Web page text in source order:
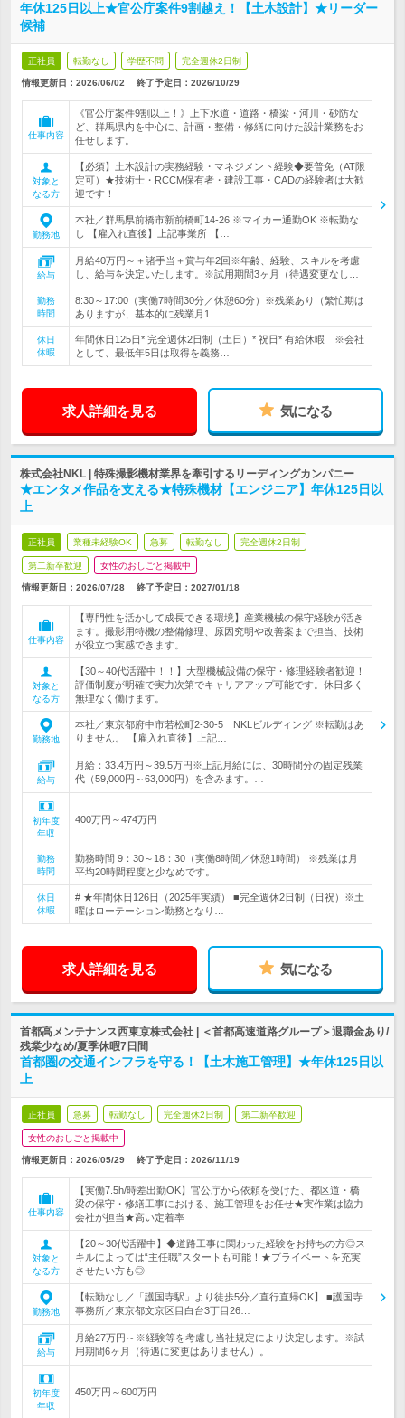
年休125日以上★官公庁案件9割越え！【土木設計】★リーダー
候補
正社員 転勤なし 学歴不問 完全週休2日制
情報更新日：2026/06/02 終了予定日： 2026/10/29
仕事内容
《官公庁案件9割以上！》上下水道・道路・橋梁・河川・砂防な
ど、群馬県内を中心に、計画・整備・修繕に向けた設計業務をお
任せします。
対象と
なる方
【必須】土木設計の実務経験・マネジメント経験◆要普免（AT限
定可）★技術士・RCCM保有者・建設工事・CADの経験者は大歓
迎です！
勤務地
本社／群馬県前橋市新前橋町14-26 ※マイカー通勤OK ※転勤な
し 【雇入れ直後】上記事業所 【…
給与
月給40万円～＋諸手当＋賞与年2回※年齢、経験、スキルを考慮
し、給与を決定いたします。※試用期間3ヶ月（待遇変更なし…
勤務
時間
8:30～17:00（実働7時間30分／休憩60分）※残業あり（繁忙期は
ありますが、基本的に残業月1…
休日
休暇
年間休日125日* 完全週休2日制（土日）* 祝日* 有給休暇 ※会社
として、最低年5日は取得を義務…
求人詳細を見る 気になる
株式会社NKL | 特殊撮影機材業界を牽引するリーディングカンパニー
★エンタメ作品を支える★特殊機材【エンジニア】年休125日以
上
正社員 業種未経験OK 急募 転勤なし 完全週休2日制
第二新卒歓迎 女性のおしごと掲載中
情報更新日：2026/07/28 終了予定日： 2027/01/18
仕事内容
【専門性を活かして成長できる環境】産業機械の保守経験が活き
ます。撮影用特機の整備修理、原因究明や改善案まで担当、技術
が役立つ実感できます。
対象と
なる方
【30～40代活躍中！！】大型機械設備の保守・修理経験者歓迎！
評価制度が明確で実力次第でキャリアアップ可能です。休日多く
無理なく働けます。
勤務地
本社／東京都府中市若松町2-30-5 NKLビルディング ※転勤はあ
りません。 【雇入れ直後】上記…
給与
月給：33.4万円～39.5万円※上記月給には、30時間分の固定残業
代（59,000円～63,000円）を含みます。…
初年度
年収
400万円～474万円
勤務
時間
勤務時間 9：30～18：30（実働8時間／休憩1時間） ※残業は月
平均20時間程度と少なめです。
休日
休暇
# ★年間休日126日（2025年実績） ■完全週休2日制（日祝）※土
曜はローテーション勤務となり…
求人詳細を見る 気になる
首都高メンテナンス西東京株式会社 | ＜首都高速道路グループ＞退職金あり/
残業少なめ/夏季休暇7日間
首都圏の交通インフラを守る！【土木施工管理】★年休125日以
上
正社員 急募 転勤なし 完全週休2日制 第二新卒歓迎
女性のおしごと掲載中
情報更新日：2026/05/29 終了予定日： 2026/11/19
仕事内容
【実働7.5h/時差出勤OK】官公庁から依頼を受けた、都区道・橋
梁の保守・修繕工事における、施工管理をお任せ★実作業は協力
会社が担当★高い定着率
対象と
なる方
【20～30代活躍中】◆道路工事に関わった経験をお持ちの方◎ス
キルによっては“主任職”スタートも可能！★プライベートを充実
させたい方も◎
勤務地
【転勤なし／「護国寺駅」より徒歩5分／直行直帰OK】 ■護国寺
事務所／東京都文京区目白台3丁目26…
給与
月給27万円～※経験等を考慮し当社規定により決定します。※試
用期間6ヶ月（待遇に変更はありません）。
初年度
年収
450万円～600万円